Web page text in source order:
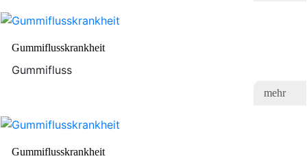
Gummiflusskrankheit
Gummifluss
mehr
Gummiflusskrankheit